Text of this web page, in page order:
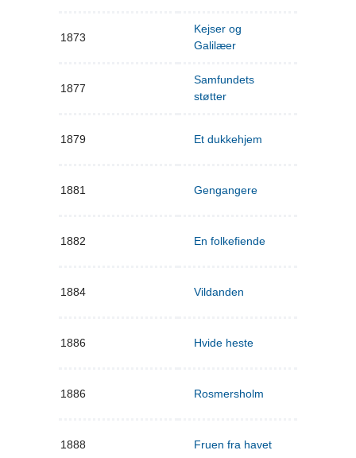
1873
Kejser og
Galilæer
1877
Samfundets
støtter
1879 Et dukkehjem
1881 Gengangere
1882 En folkefiende
1884 Vildanden
1886 Hvide heste
1886 Rosmersholm
1888 Fruen fra havet